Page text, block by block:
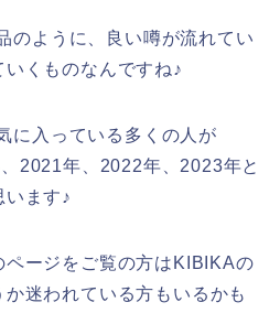
のように、良い噂が流れてい
くものなんですね♪
に入っている多くの人が
2021年、2022年、2023年と
います♪
ページをご覧の方はKIBIKAの
迷われている方もいるかも